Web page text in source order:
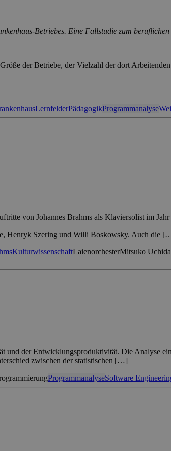
Betriebes. Eine Fallstudie zum
der Betriebe, der Vielzahl der dort
LernfelderPädagogikProgrammanalyse
von Johannes Brahms als Klaviersolist im
Henryk Szering und Willi Boskowsky. Auch die
KulturwissenschaftLaienorchesterMitsuko Uchida
und der Entwicklungsproduktivität. Die Analyse
zwischen der statistischen […]
ProgrammanalyseSoftware